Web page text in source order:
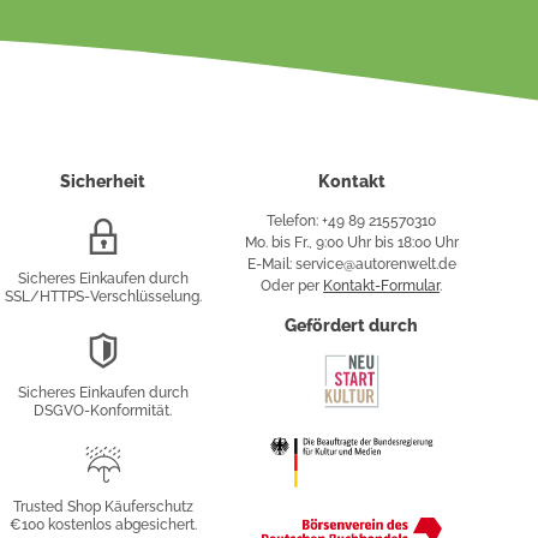
Sicherheit
Verschlüsselung
Sicheres Einkaufen durch
SSL/HTTPS-Verschlüsselung.
Sicheres Einkaufen durch
DSGVO-Konformität.
Käuferschutz
Trusted Shop Käuferschutz
€100 kostenlos abgesichert.
Kontakt
Telefon: +49 89 215570310
Mo. bis Fr., 9:00 Uhr bis 18:00 Uhr
E-Mail: service@autorenwelt.de
Oder per Kontakt-Formular.
Gefördert durch